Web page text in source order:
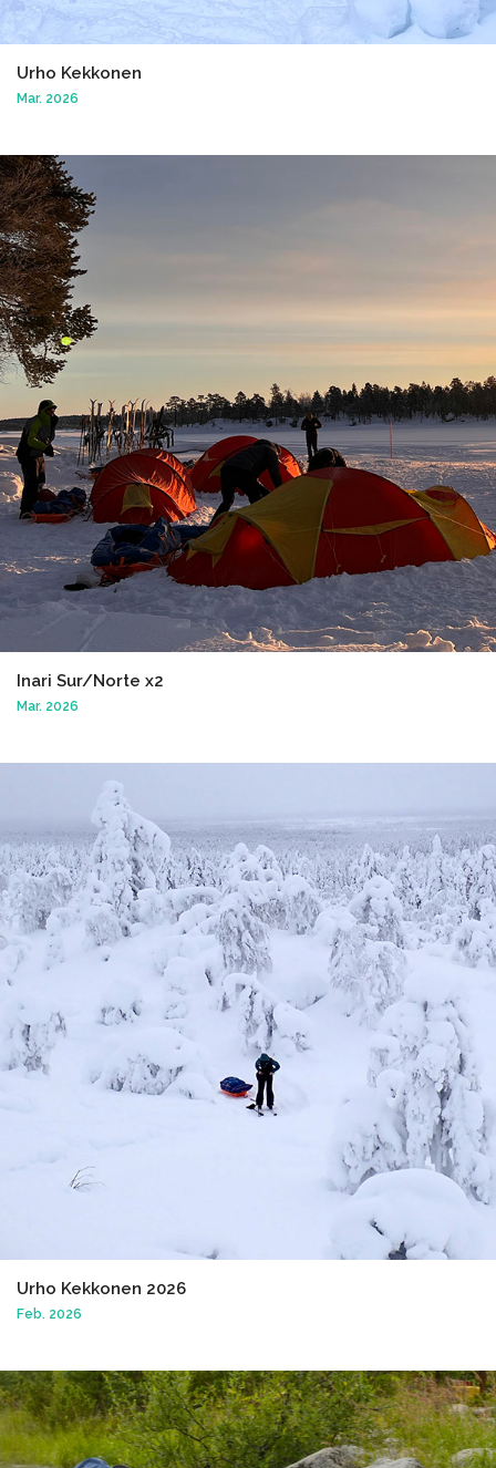
Urho Kekkonen
Mar. 2026
Inari Sur/Norte x2
Mar. 2026
Urho Kekkonen 2026
Feb. 2026